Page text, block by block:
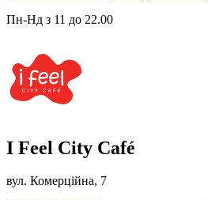
Пн-Нд з 11 до 22.00
I Feel City Café
вул. Комерційна, 7